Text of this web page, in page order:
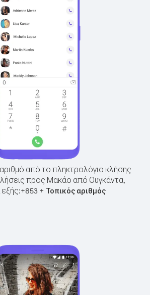
από το πληκτρολόγιο κλήσης
προς Μακάο από Ουγκάντα,
+853 + Τοπικός αριθμός